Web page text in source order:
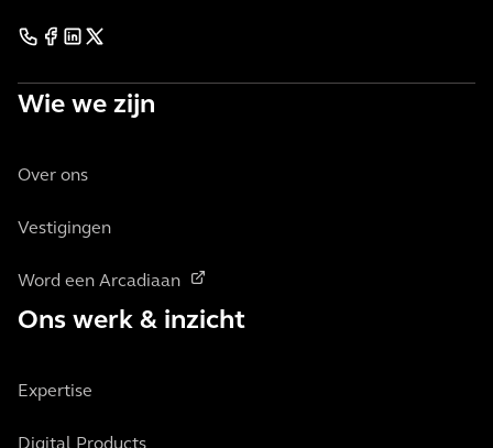
Wie we zijn
Over ons
Vestigingen
Word een Arcadiaan
Ons werk & inzicht
Expertise